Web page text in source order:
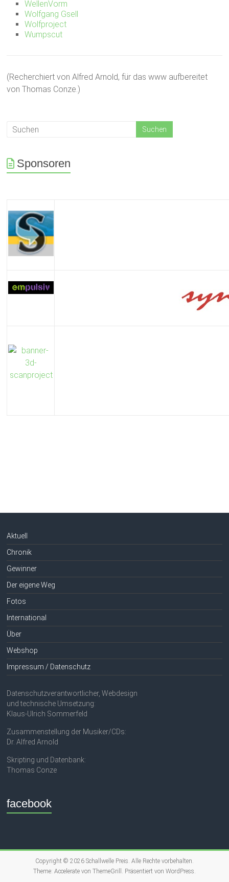
WellenVorm
Wolfgang Gsell
Wolfproject
Wumpscut
(Recherchiert von Alfred Arnold, für das www aufbereitet
von Thomas Conze.)
Sponsoren
Aktuell
Chronik
Gewinner
Der eigene Weg
Fotos
International
Über
Webshop
Impressum / Datenschutz
Datenschutzverantwortlicher, Webdesign
und technische Umsetzung:
Klaus-Ulrich Sommerfeld
Zusammenstellung der Musiker/CDs:
Dr. Alfred Arnold
Skripting und Datenbank:
Thomas Conze
facebook
Copyright © 2026 Schallwelle Preis. Alle Rechte vorbehalten.
Theme: Acceleratevon ThemeGrill. Präsentiert von WordPress.